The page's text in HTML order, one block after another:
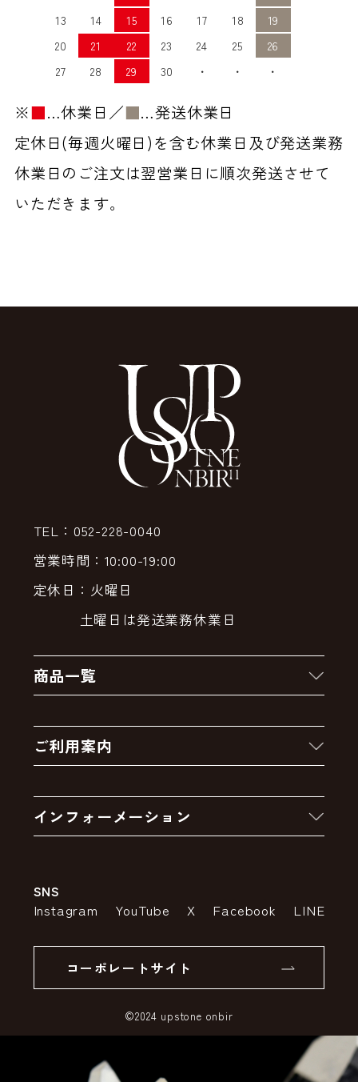
13
14 15 16 17 18
19
20
21 22 23 24 25
26
27
28 29 30 ・ ・ ・
※■…休業日／■…発送休業日
定休日(毎週火曜日)を含む休業日及び発送業務
休業日のご注文は翌営業日に順次発送させて
いただきます。
TEL：052-228-0040
営業時間：10:00-19:00
定休日：火曜日
土曜日は発送業務休業日
商品一覧
クーポン
卸販売・大量注文
アウトレットセール
ご利用案内
お支払いについて
ポイントについて
インフォーメーション
特定商取引法の表示
SSLサーバー証明書とは
SNS
Instagram YouTube X Facebook LINE
コーポレートサイト
©2024 upstone onbir